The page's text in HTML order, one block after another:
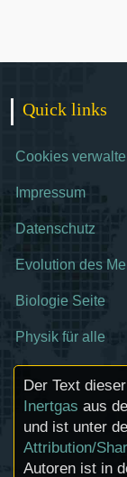
Quick links
Cookies
Impressum
Datenschutz
Evolution des
Biologie Seite
Physik für alle
Der Text
Inertgas aus
und ist unter
Attribution/
Autoren ist in